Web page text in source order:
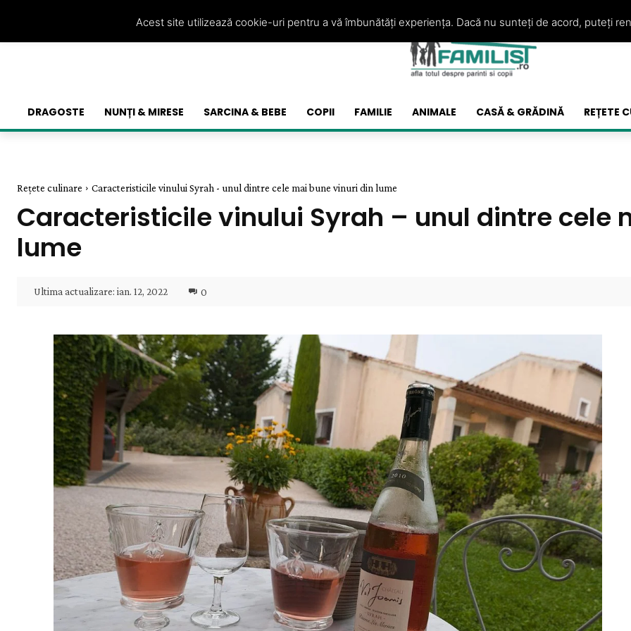
DRAGOSTE NUNȚI & MIRESE SARCINA & BEBE COPII FAMILIE ANIMALE CASĂ & GRĂDINĂ REȚETE
Rețete culinare Caracteristicile vinului Syrah - unul dintre cele mai bune vinuri din lume
Caracteristicile vinului Syrah – unul dintre cele
lume
Ultima actualizare: ian. 12, 2022 0
Acest site utilizează cookie-uri pentru a vă îmbunătăți experiența. Dacă nu sunteți de acord, puteți